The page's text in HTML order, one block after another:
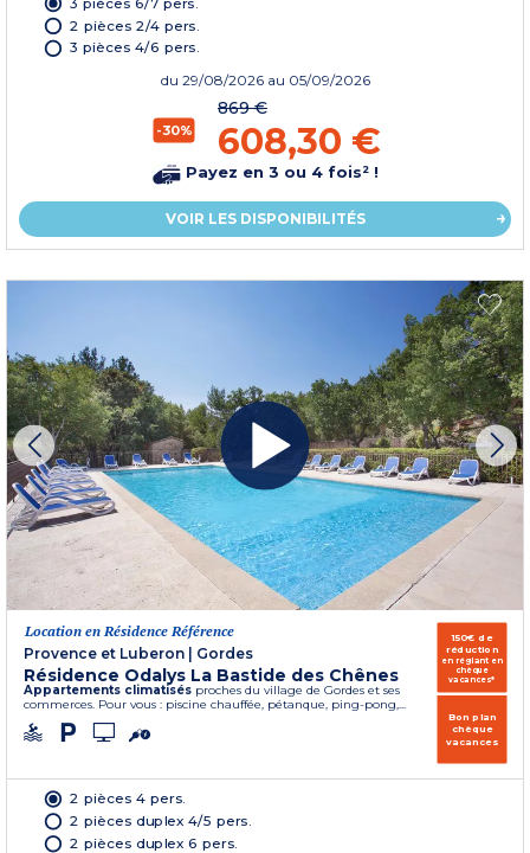
2 pièces 2/4 pers.
3 pièces 4/6 pers.
du 29/08/2026 au 05/09/2026
-30%
869 €
608,30 €
Payez en 3 ou 4 fois² !
VOIR LES DISPONIBILITÉS
Location en Résidence Référence
Provence et Luberon
Gordes
Résidence Odalys La Bastide des Chênes
Appartements climatisés proches du village de Gordes et ses
commerces. Pour vous : piscine chauffée, pétanque, ping-pong,...
150€ de
réduction
en réglant en
chèque
vacances*
Bon plan
chèque
vacances
2 pièces 4 pers.
2 pièces duplex 4/5 pers.
2 pièces duplex 6 pers.